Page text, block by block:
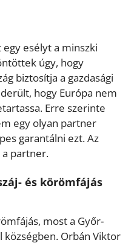
esélyt a minszki
úgy, hogy
biztosítja a gazdasági
hogy Európa nem
Erre szerinte
egy olyan partner
garantálni ezt. Az
a partner.
és körömfájás
most a Győr-
községben. Orbán Viktor